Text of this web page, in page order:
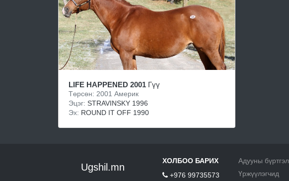
LIFE HAPPENED 2001 Гүү
Төрсөн: 2001 Америк
Эцэг: STRAVINSKY 1996
Эх: ROUND IT OFF 1990
Ugshil.mn
ХОЛБОО БАРИХ
+976 99735573
Адууны бүртгэл
Үржүүлэгчид